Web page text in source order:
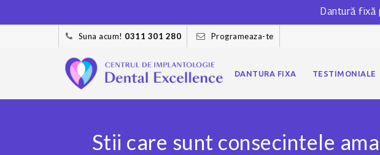
Dantură fixă
Suna acum! 0311 301 280 Programeaza-te
DANTURA FIXA TESTIMONIALE
Stii care sunt consecintele